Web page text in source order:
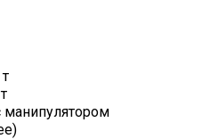
манипулятором